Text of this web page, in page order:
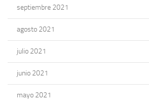
septiembre 2021
agosto 2021
julio 2021
junio 2021
mayo 2021